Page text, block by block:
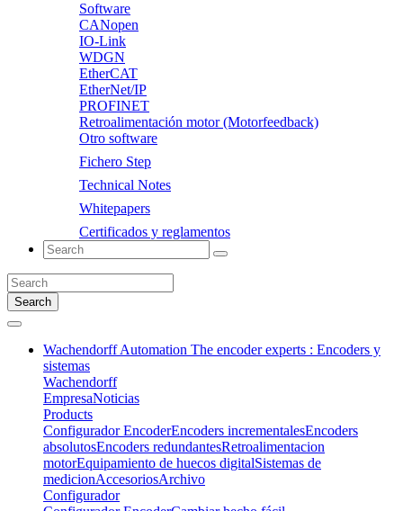
Software
CANopen
IO-Link
WDGN
EtherCAT
EtherNet/IP
PROFINET
Retroalimentación motor (Motorfeedback)
Otro software
Fichero Step
Technical Notes
Whitepapers
Certificados y reglamentos
Search
Wachendorff Automation The encoder experts : Encoders y
sistemas
Wachendorff
EmpresaNoticias
Products
Configurador EncoderEncoders incrementalesEncoders
absolutosEncoders redundantesRetroalimentacion
motorEquipamiento de huecos digitalSistemas de
medicionAccesoriosArchivo
Configurador